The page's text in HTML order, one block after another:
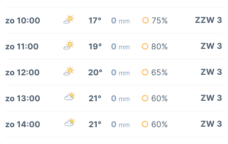
zo 10:00 17° 0 mm 75% ZZW 3
zo 11:00 19° 0 mm 80% ZW 3
zo 12:00 20° 0 mm 65% ZW 3
zo 13:00 21° 0 mm 60% ZW 3
zo 14:00 21° 0 mm 60% ZW 3